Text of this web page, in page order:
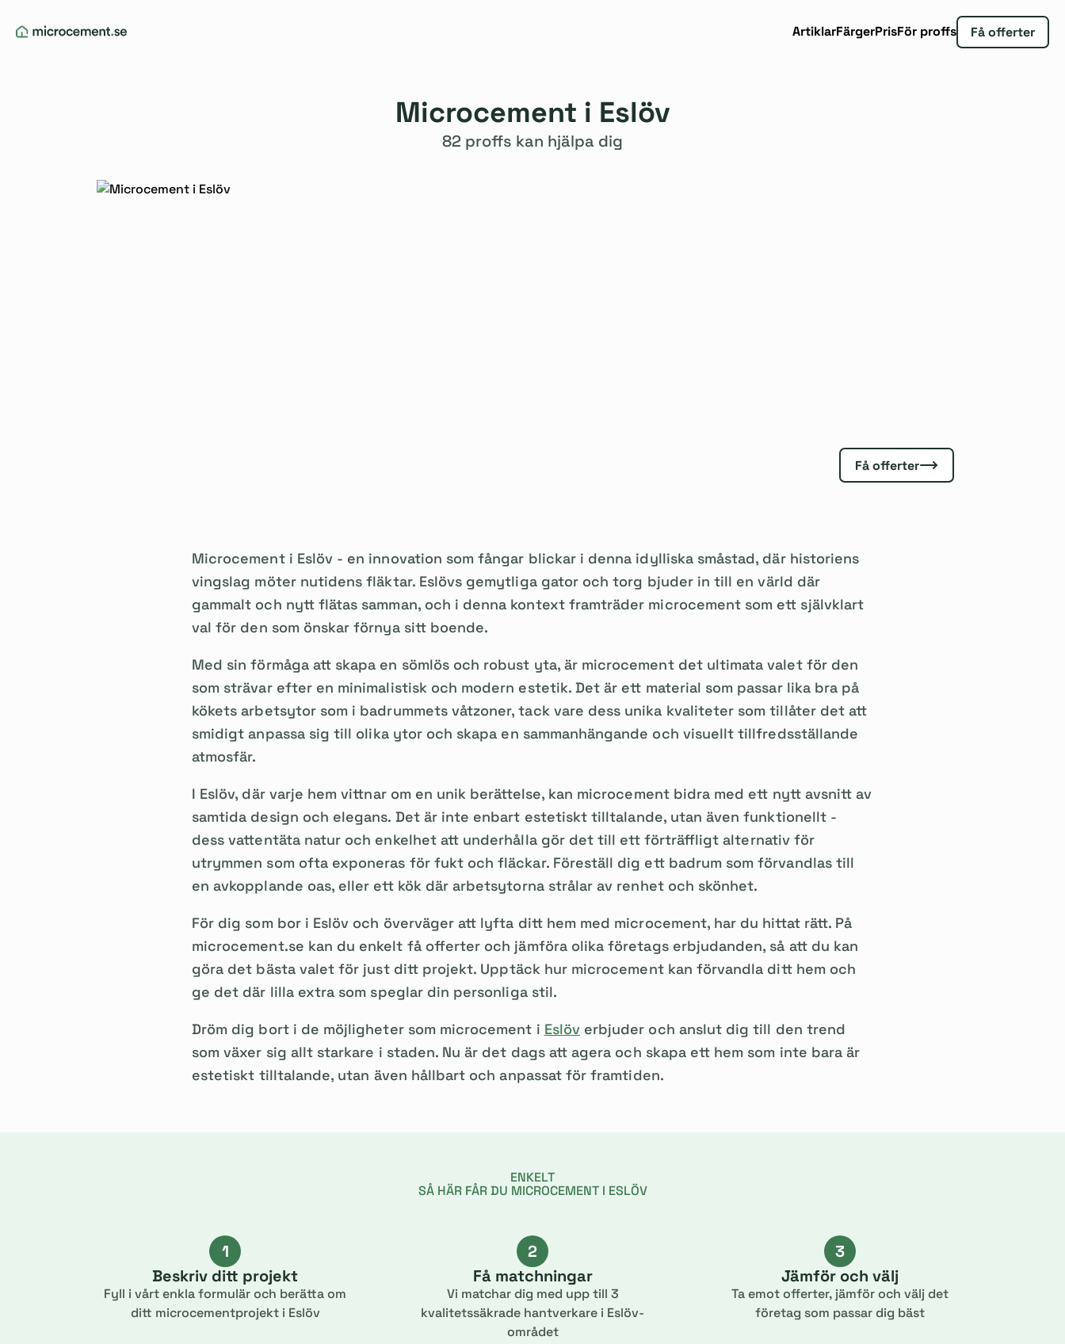
ArtiklarFärgerPrisFör proffs Få offerter
Microcement i Eslöv
82 proffs kan hjälpa dig
Få offerter
Microcement i Eslöv - en innovation som fångar blickar i denna idylliska småstad, där historiens
vingslag möter nutidens fläktar. Eslövs gemytliga gator och torg bjuder in till en värld där
gammalt och nytt flätas samman, och i denna kontext framträder microcement som ett självklart
val för den som önskar förnya sitt boende.
Med sin förmåga att skapa en sömlös och robust yta, är microcement det ultimata valet för den
som strävar efter en minimalistisk och modern estetik. Det är ett material som passar lika bra på
kökets arbetsytor som i badrummets våtzoner, tack vare dess unika kvaliteter som tillåter det att
smidigt anpassa sig till olika ytor och skapa en sammanhängande och visuellt tillfredsställande
atmosfär.
I Eslöv, där varje hem vittnar om en unik berättelse, kan microcement bidra med ett nytt avsnitt av
samtida design och elegans. Det är inte enbart estetiskt tilltalande, utan även funktionellt -
dess vattentäta natur och enkelhet att underhålla gör det till ett förträffligt alternativ för
utrymmen som ofta exponeras för fukt och fläckar. Föreställ dig ett badrum som förvandlas till
en avkopplande oas, eller ett kök där arbetsytorna strålar av renhet och skönhet.
För dig som bor i Eslöv och överväger att lyfta ditt hem med microcement, har du hittat rätt. På
microcement.se kan du enkelt få offerter och jämföra olika företags erbjudanden, så att du kan
göra det bästa valet för just ditt projekt. Upptäck hur microcement kan förvandla ditt hem och
ge det där lilla extra som speglar din personliga stil.
Dröm dig bort i de möjligheter som microcement i Eslöverbjuder och anslut dig till den trend
som växer sig allt starkare i staden. Nu är det dags att agera och skapa ett hem som inte bara är
estetiskt tilltalande, utan även hållbart och anpassat för framtiden.
ENKELT
SÅ HÄR FÅR DU MICROCEMENT I ESLÖV
1
Beskriv ditt projekt
Fyll i vårt enkla formulär och berätta om
ditt microcementprojekt i Eslöv
2
Få matchningar
Vi matchar dig med upp till 3
kvalitetssäkrade hantverkare i Eslöv-
området
3
Jämför och välj
Ta emot offerter, jämför och välj det
företag som passar dig bäst